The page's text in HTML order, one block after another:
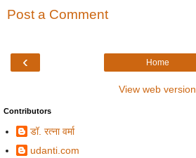
Post a Comment
‹ Home
View web version
Contributors
डॉ. रत्ना वर्मा
udanti.com